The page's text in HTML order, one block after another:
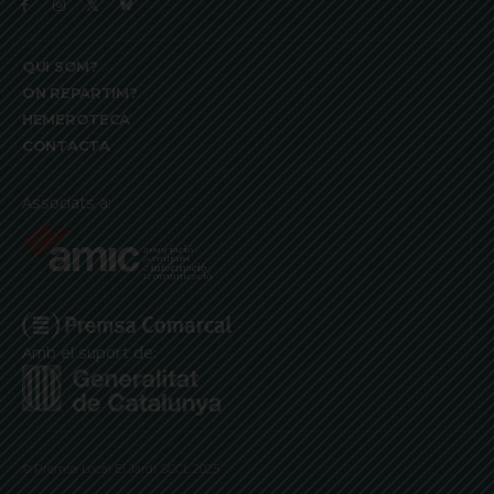
QUI SOM?
ON REPARTIM?
HEMEROTECA
CONTACTA
Associats a:
Amb el suport de:
© Premsa Local El Jardí SCCL 2025